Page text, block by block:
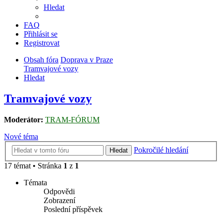
Hledat
FAQ
Přihlásit se
Registrovat
Obsah fóra Doprava v Praze
Tramvajové vozy
Hledat
Tramvajové vozy
Moderátor: TRAM-FÓRUM
Nové téma
Hledat
Pokročilé hledání
17 témat • Stránka 1 z 1
Témata
Odpovědi
Zobrazení
Poslední příspěvek